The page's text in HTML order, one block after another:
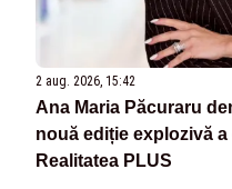
2 aug. 2026, 15:42
Ana Maria Păcuraru
nouă ediție explozivă
Realitatea PLUS